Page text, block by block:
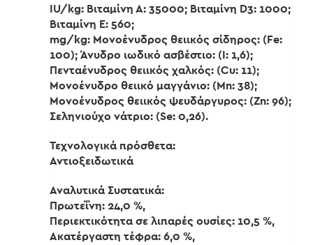
IU/kg: Βιταμίνη Α: 35000; Βιταμίνη D3: 1000;
Βιταμίνη Ε: 560;
mg/kg: Μονοένυδρος θειικός σίδηρος: (Fe:
100); Άνυδρο ιωδικό ασβέστιο: (I: 1,6);
Πενταένυδρος θειικός χαλκός: (Cu: 11);
Μονοένυδρο θειικό μαγγάνιο: (Mn: 38);
Μονοένυδρος θειικός ψευδάργυρος: (Zn: 96);
Σεληνιούχο νάτριο: (Se: 0,26).
Τεχνολογικά πρόσθετα:
Αντιοξειδωτικά
Αναλυτικά Συστατικά:
Πρωτεΐνη: 24,0 %,
Περιεκτικότητα σε λιπαρές ουσίες: 10,5 %,
Ακατέργαστη τέφρα: 6,0 %,